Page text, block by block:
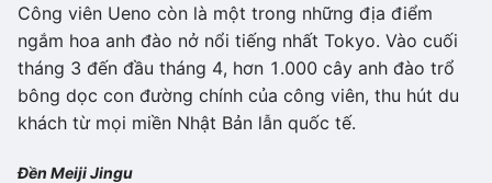
Công viên Ueno còn là một trong những địa điểm
ngắm hoa anh đào nở nổi tiếng nhất Tokyo. Vào cuối
tháng 3 đến đầu tháng 4, hơn 1.000 cây anh đào trổ
bông dọc con đường chính của công viên, thu hút du
khách từ mọi miền Nhật Bản lẫn quốc tế.
Đền Meiji Jingu